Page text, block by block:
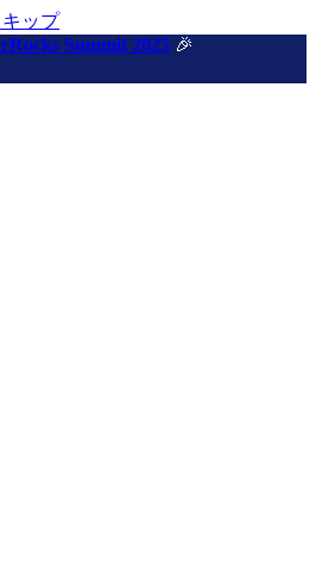
ップ
Summit 2025 🎉️